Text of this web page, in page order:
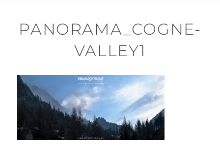
PANORAMA_COGNE-
VALLEY1